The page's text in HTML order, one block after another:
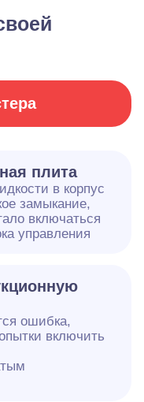
плита
в корпус
замыкание,
включаться
управления
ошибка,
включить